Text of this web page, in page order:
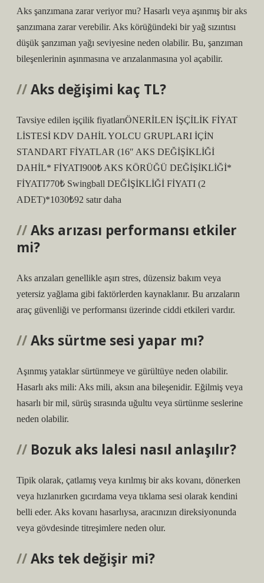
Aks şanzımana zarar veriyor mu? Hasarlı veya aşınmış bir aks
şanzımana zarar verebilir. Aks körüğündeki bir yağ sızıntısı
düşük şanzıman yağı seviyesine neden olabilir. Bu, şanzıman
bileşenlerinin aşınmasına ve arızalanmasına yol açabilir.
Aks değişimi kaç TL?
Tavsiye edilen işçilik fiyatlarıÖNERİLEN İŞÇİLİK FİYAT
LİSTESİ KDV DAHİL YOLCU GRUPLARI İÇİN
STANDART FİYATLAR (16″ AKS DEĞİŞİKLİĞİ
DAHİL* FİYATI900₺ AKS KÖRÜĞÜ DEĞİŞİKLİĞİ*
FİYATI770₺ Swingball DEĞİŞİKLİĞİ FİYATI (2
ADET)*1030₺92 satır daha
Aks arızası performansı etkiler
mi?
Aks arızaları genellikle aşırı stres, düzensiz bakım veya
yetersiz yağlama gibi faktörlerden kaynaklanır. Bu arızaların
araç güvenliği ve performansı üzerinde ciddi etkileri vardır.
Aks sürtme sesi yapar mı?
Aşınmış yataklar sürtünmeye ve gürültüye neden olabilir.
Hasarlı aks mili: Aks mili, aksın ana bileşenidir. Eğilmiş veya
hasarlı bir mil, sürüş sırasında uğultu veya sürtünme seslerine
neden olabilir.
Bozuk aks lalesi nasıl anlaşılır?
Tipik olarak, çatlamış veya kırılmış bir aks kovanı, dönerken
veya hızlanırken gıcırdama veya tıklama sesi olarak kendini
belli eder. Aks kovanı hasarlıysa, aracınızın direksiyonunda
veya gövdesinde titreşimlere neden olur.
Aks tek değişir mi?